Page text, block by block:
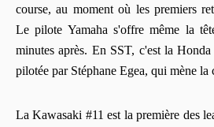
course, au moment où les premiers
Le pilote Yamaha s'offre même la
minutes après. En SST, c'est la
pilotée par Stéphane Egea, qui mène la
La Kawasaki #11 est la première des